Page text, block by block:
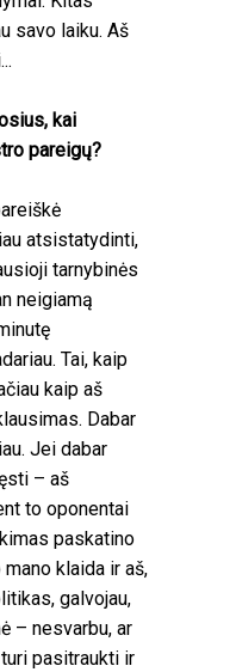
savo laiku. Aš
kai
pareigų?
atsistatydinti,
tarnybinės
neigiamą
Tai, kaip
kaip aš
Dabar
Jei dabar
– aš
to oponentai
paskatino
klaida ir aš,
galvojau,
– nesvarbu, ar
pasitraukti ir